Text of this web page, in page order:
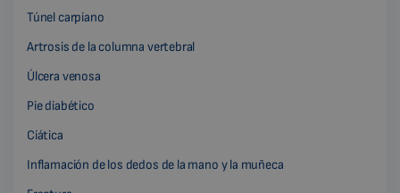
Túnel carpiano
Artrosis de la columna vertebral
Úlcera venosa
Pie diabético
Ciática
Inflamación de los dedos de la mano y la muñeca